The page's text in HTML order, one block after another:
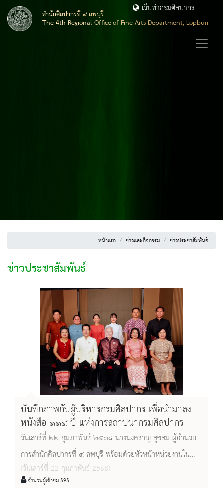
สำนักศิลปากรที่ ๔ ลพบุรี
The 4th Regional Office of Fine Arts Department, Lopburi
เว็บท่ากรมศิลปากร
หน้าแรก ข่าวและกิจกรรม ข่าวประชาสัมพันธ์
ข่าวประชาสัมพันธ์
บันทึกภาพกับผู้บริหารกรมศิลปากร เพื่อนำมาลง
หนังสือ ๑๑๔ ปี แห่งการสถาปนากรมศิลปากร
วันเสาร์ที่ ๒๒ กุมภาพันธ์ ๒๕๖๘ นางนงคราญ สุขสม ผู้อำนวย
การสำนักศิลปากรที่ ๔ ลพบุรี พร้อมด้วยหัวหน้าหน่วยงานใน
สังกัด ร่วมบันทึกภาพกับผู้บริหารกรมศิลปากร เพื่อนำมาลง
หนังสือ ๑๑๔ ปี แห่งการสถาปนากรมศิลปากร ณ ห้องประชุมชั้น
(วันเสาร์ที่ 22 กุมภาพันธ์ 2568)
จำนวนผู้เข้าชม 393